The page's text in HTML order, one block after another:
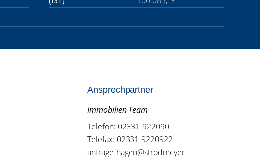
Ansprechpartner
Immobilien Team
Telefon: 02331-922090
Telefax: 02331-9220922
anfrage-hagen@strodmeyer-